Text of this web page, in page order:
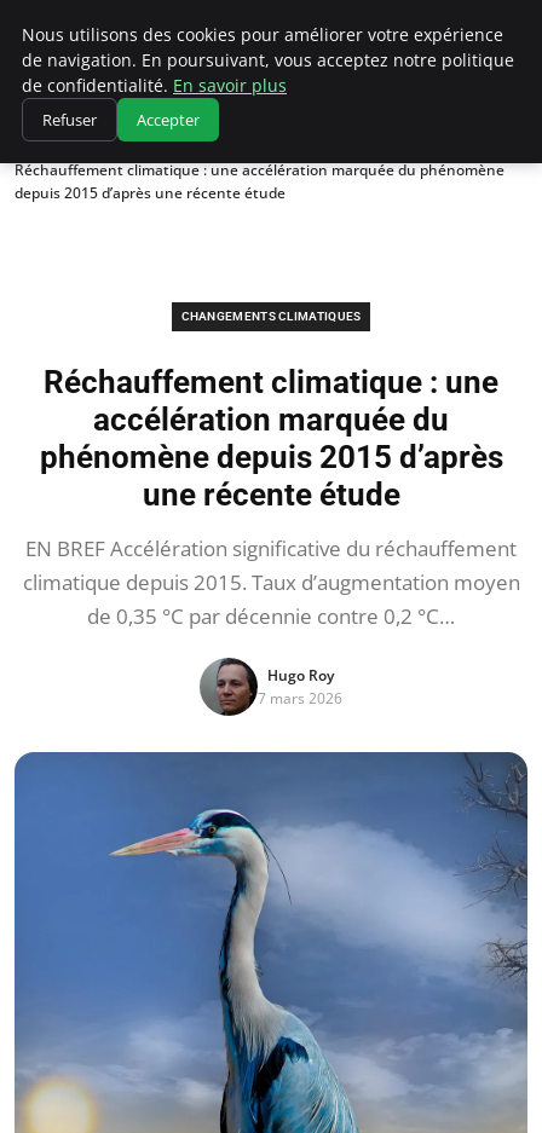
Climatedebtagents
Accueil
Changements climatiques
Réchauffement climatique : une accélération marquée du phénomène
depuis 2015 d’après une récente étude
CHANGEMENTS CLIMATIQUES
Réchauffement climatique : une
accélération marquée du
phénomène depuis 2015 d’après
une récente étude
EN BREF Accélération significative du réchauffement
climatique depuis 2015. Taux d’augmentation moyen
de 0,35 °C par décennie contre 0,2 °C…
Hugo Roy
7 mars 2026
Nous utilisons des cookies pour améliorer votre expérience
de navigation. En poursuivant, vous acceptez notre politique
de confidentialité. En savoir plus
Refuser Accepter